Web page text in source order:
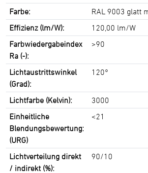
Farbe:
RAL 9003 glatt
Effizienz (lm/W):
120,00 lm/W
Farbwiedergabeindex
Ra (-):
>90
Lichtaustrittswinkel
(Grad):
120°
Lichtfarbe (Kelvin):
3000
Einheitliche
Blendungsbewertung:
(URG)
<21
Lichtverteilung direkt
/ indirekt (%):
90/10